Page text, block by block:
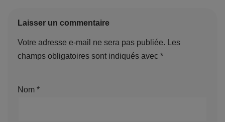
Laisser un commentaire
Votre adresse e-mail ne sera pas publiée.
Les
champs obligatoires sont indiqués avec *
Nom *